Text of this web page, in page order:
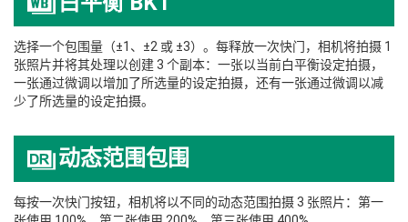
选择一个包围量（±1、±2 或 ±3）。每释放一次快门，相机将拍摄 1
张照片并将其处理以创建 3 个副本：一张以当前白平衡设定拍摄，
一张通过微调以增加了所选量的设定拍摄，还有一张通过微调以减
少了所选量的设定拍摄。
动态范围包围
每按一次快门按钮，相机将以不同的动态范围拍摄 3 张照片：第一